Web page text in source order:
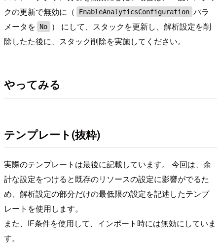
クの更新で無効に（
EnableAnalyticsConfiguration パラ
メータを
No
） にして、スタックを更新し、解析設定を削
除したた後に、スタック削除を実施してください。
やってみる
テンプレート(抜粋)
実際のテンプレートは最後に記載しています。 今回は、余
計な設定をつけると既存のリソースの設定に影響がでるた
め、解析設定の部分だけの最低限の設定を記述したテンプ
レートを使用します。
また、IF条件を使用して、インポート時には無効にしていま
す。